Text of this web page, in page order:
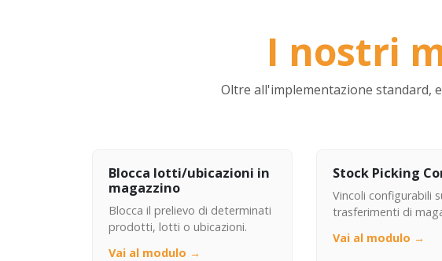
I nostri
Oltre all'implementazione standard,
Blocca lotti/ubicazioni in
magazzino
Blocca il prelievo di determinati
prodotti, lotti o ubicazioni.
Vai al modulo →
Stock Picking
Vincoli configurabili
trasferimenti di
Vai al modulo →